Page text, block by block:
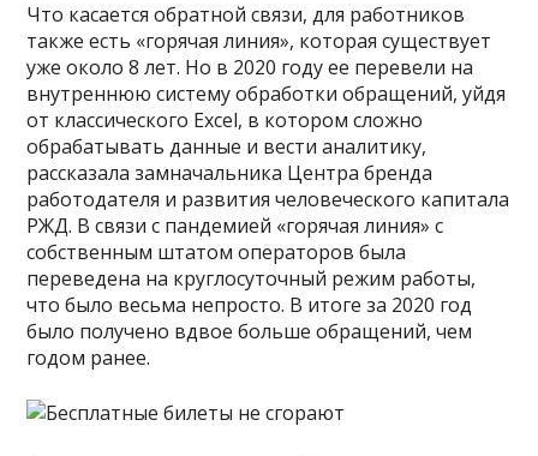
Что касается обратной связи, для работников
также есть «горячая линия», которая существует
уже около 8 лет. Но в 2020 году ее перевели на
внутреннюю систему обработки обращений, уйдя
от классического Excel, в котором сложно
обрабатывать данные и вести аналитику,
рассказала замначальника Центра бренда
работодателя и развития человеческого капитала
РЖД. В связи с пандемией «горячая линия» с
собственным штатом операторов была
переведена на круглосуточный режим работы,
что было весьма непросто. В итоге за 2020 год
было получено вдвое больше обращений, чем
годом ранее.